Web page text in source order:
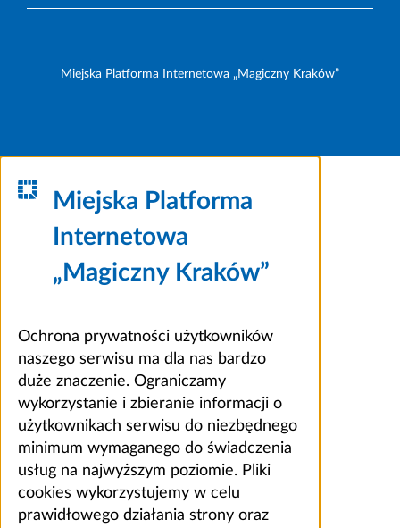
Miejska Platforma Internetowa „Magiczny Kraków”
Miejska Platforma
Internetowa
„Magiczny Kraków”
Ochrona prywatności użytkowników
naszego serwisu ma dla nas bardzo
duże znaczenie. Ograniczamy
wykorzystanie i zbieranie informacji o
użytkownikach serwisu do niezbędnego
minimum wymaganego do świadczenia
usług na najwyższym poziomie. Pliki
cookies wykorzystujemy w celu
prawidłowego działania strony oraz